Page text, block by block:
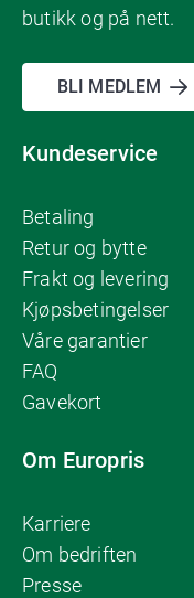
butikk og på nett.
BLI MEDLEM
Kundeservice
Betaling
Retur og bytte
Frakt og levering
Kjøpsbetingelser
Våre garantier
FAQ
Gavekort
Om Europris
Karriere
Om bedriften
Presse